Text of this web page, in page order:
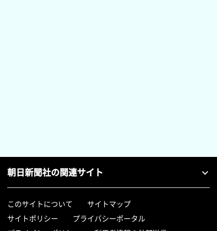
朝日新聞社の関連サイト
このサイトについて
サイトマップ
サイトポリシー
プライバシーポータル